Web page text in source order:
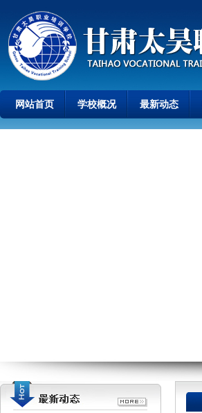
网站首页 学校概况 最新动态